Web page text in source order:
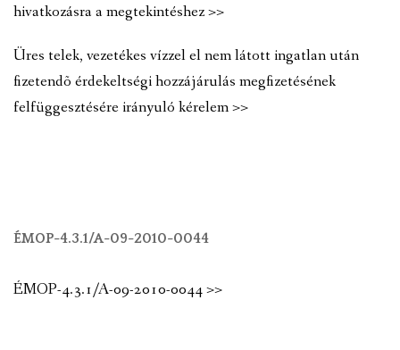
hivatkozásra a megtekintéshez >>
Üres telek, vezetékes vízzel el nem látott ingatlan után
fizetendõ érdekeltségi hozzájárulás megfizetésének
felfüggesztésére irányuló kérelem >>
ÉMOP-4.3.1/A-09-2010-0044
ÉMOP-4.3.1/A-09-2010-0044 >>